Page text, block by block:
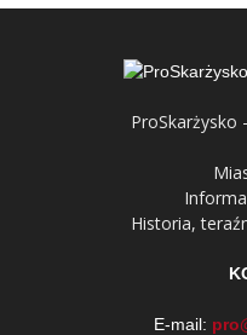
ProSkarżysko
Historia,
E-mail: